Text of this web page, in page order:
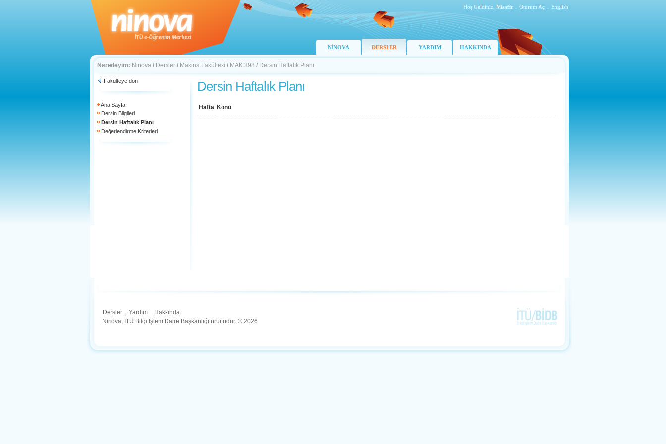
Hoş Geldiniz, Misafir Oturum Aç English
NİNOVA DERSLER YARDIM HAKKINDA
Neredeyim: Ninova / Dersler / Makina Fakültesi / MAK 398 / Dersin Haftalık Planı
Fakülteye dön
Ana Sayfa
Dersin Bilgileri
Dersin Haftalık Planı
Değerlendirme Kriterleri
Dersin Haftalık Planı
Hafta Konu
Dersler . Yardım . Hakkında
Ninova, İTÜ Bilgi İşlem Daire Başkanlığı ürünüdür. © 2026